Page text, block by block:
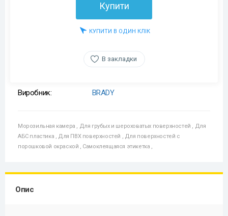
Купити
КУПИТИ В ОДИН КЛІК
В закладки
Виробник: BRADY
Морозильная камера , Для грубых и шероховатых поверхностей , Для
АБС пластика , Для ПВХ поверхностей , Для поверхностей с
порошковой окраской , Самоклеящаяся этикетка ,
Опис